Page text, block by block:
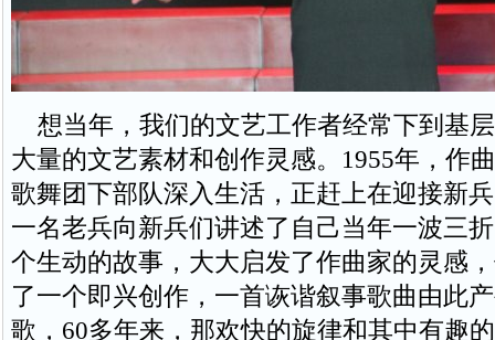
想当年，我们的文艺工作者经常下到基
大量的文艺素材和创作灵感。1955年，作
歌舞团下部队深入生活，正赶上在迎接新
一名老兵向新兵们讲述了自己当年一波三
个生动的故事，大大启发了作曲家的灵感
了一个即兴创作，一首诙谐叙事歌曲由此
歌，60多年来，那欢快的旋律和其中有趣